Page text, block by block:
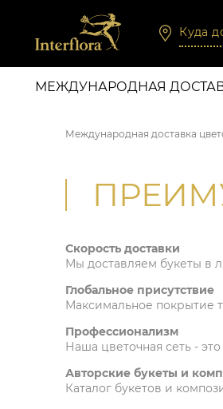
Куда
МЕЖДУНАРОДНАЯ
Международная доставка
Скорость доставки
Мы доставляем букеты в
Глобальное присутствие
Максимальное покрытие
Профессионализм
Наша цветочная сеть -
Авторские букеты и
Каталог букетов и